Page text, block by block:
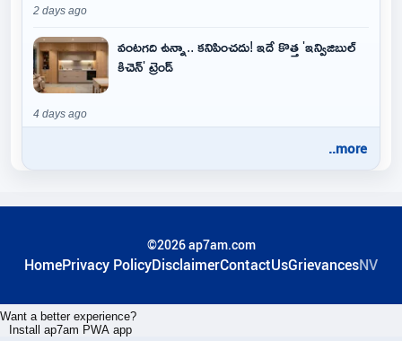
2 days ago
వంటగది ఉన్నా.. కనిపించదు! ఇదే కొత్త 'ఇన్విజిబుల్
కిచెన్' ట్రెండ్
4 days ago
..more
©2026 ap7am.com
HomePrivacy PolicyDisclaimerContactUsGrievancesNV
Want a better experience?
Install ap7am PWA app